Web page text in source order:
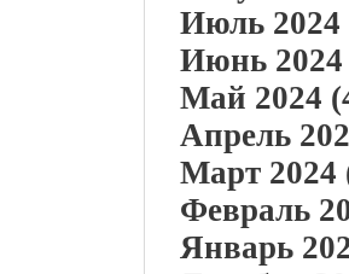
Июль 2024
Июнь 2024
Май 2024
Апрель
Март 2024
Февраль
Январь